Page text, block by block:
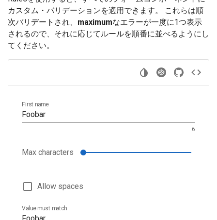
カスタム・バリデーションを適用できます。 これらは順
次バリデートされ、 maximumなエラーが一度に1つ表示
されるので、それに応じてルールを順番に並べるようにし
てください。
First name
6
Max characters
Allow spaces
Value must match